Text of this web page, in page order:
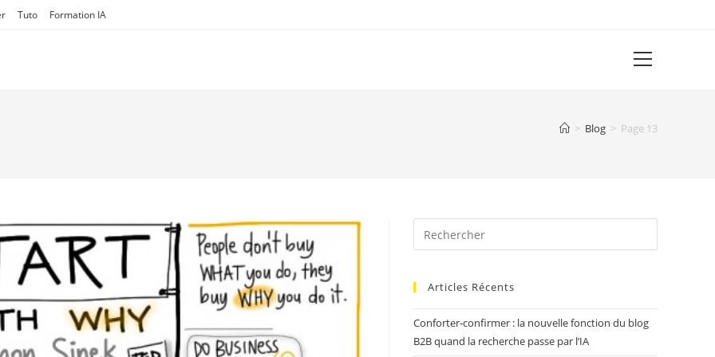
Tuto Formation IA
View
> Blog > Page 13
Articles Récents
Conforter-confirmer : la nouvelle fonction du blog
B2B quand la recherche passe par l’IA